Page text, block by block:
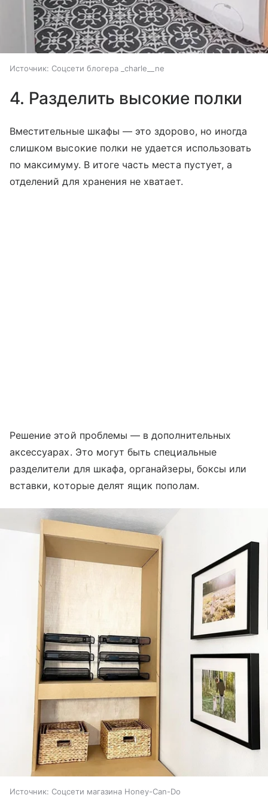
Источник: Соцсети блогера _charle__ne
4. Разделить высокие полки
Вместительные шкафы — это здорово, но иногда
слишком высокие полки не удается использовать
по максимуму. В итоге часть места пустует, а
отделений для хранения не хватает.
Решение этой проблемы — в дополнительных
аксессуарах. Это могут быть специальные
разделители для шкафа, органайзеры, боксы или
вставки, которые делят ящик пополам.
Источник: Соцсети магазина Honey-Can-Do